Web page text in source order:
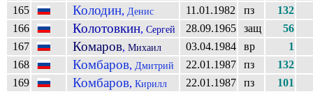
165
Колодин, Денис 11.01.1982 пз 132
166
Колотовкин, Сергей 28.09.1965 защ
56
167
Комаров, Михаил 03.04.1984 вр
1
168
Комбаров, Дмитрий 22.01.1987 пз 132
169
Комбаров, Кирилл 22.01.1987 пз
101